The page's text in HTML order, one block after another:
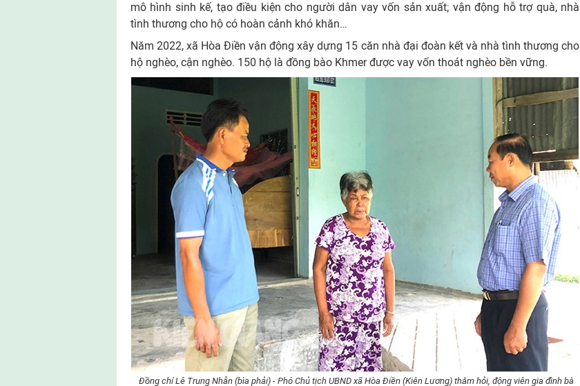
mô hình sinh kế, tạo điều kiện cho người dân vay vốn sản xuất; vận động hỗ trợ quà, nhà
tình thương cho hộ có hoàn cảnh khó khăn…
Năm 2022, xã Hòa Điền vận động xây dựng 15 căn nhà đại đoàn kết và nhà tình thương cho
hộ nghèo, cận nghèo. 150 hộ là đồng bào Khmer được vay vốn thoát nghèo bền vững.
Đồng chí Lê Trung Nhẫn (bìa phải) - Phó Chủ tịch UBND xã Hòa Điền (Kiên Lương) thăm hỏi, động viên gia đình bà